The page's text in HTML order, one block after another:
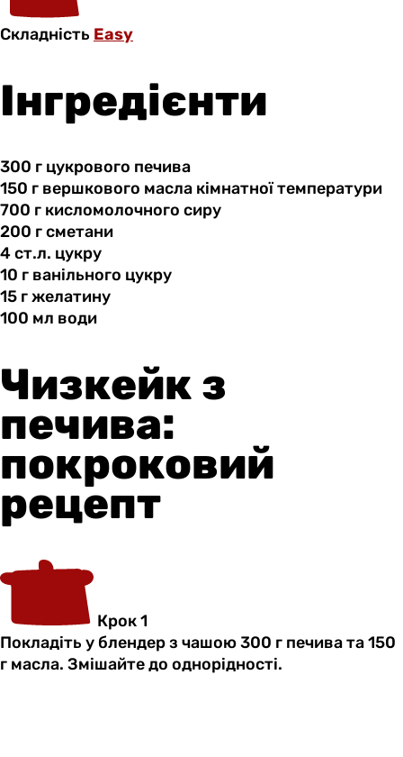
Складність Easy
Інгредієнти
300 г цукрового печива
150 г вершкового масла кімнатної температури
700 г кисломолочного сиру
200 гсметани
4 ст.л. цукру
10 г ванільного цукру
15 гжелатину
100 мл води
Чизкейк з
печива:
покроковий
рецепт
Крок 1
Покладіть у блендер з чашою 300 г печива та 150
г масла. Змішайте до однорідності.